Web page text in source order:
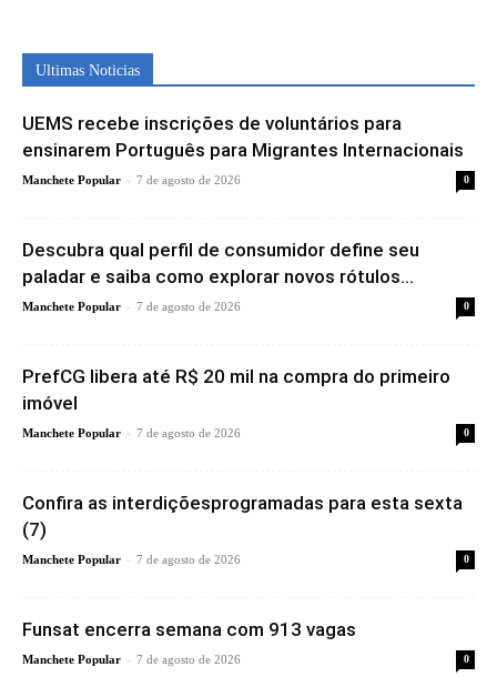
Ultimas Noticias
UEMS recebe inscrições de voluntários para
ensinarem Português para Migrantes Internacionais
Manchete Popular - 7 de agosto de 2026 0
Descubra qual perfil de consumidor define seu
paladar e saiba como explorar novos rótulos...
Manchete Popular - 7 de agosto de 2026 0
PrefCG libera até R$ 20 mil na compra do primeiro
imóvel
Manchete Popular - 7 de agosto de 2026 0
Confira as interdiçõesprogramadas para esta sexta
(7)
Manchete Popular - 7 de agosto de 2026 0
Funsat encerra semana com 913 vagas
Manchete Popular - 7 de agosto de 2026 0